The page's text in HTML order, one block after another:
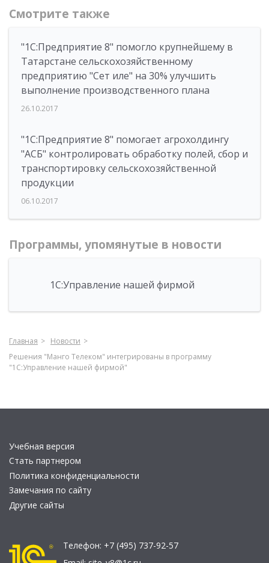
Смотрите также
"1С:Предприятие 8" помогло крупнейшему в
Татарстане сельскохозяйственному
предприятию "Сет иле" на 30% улучшить
выполнение производственного плана
26.10.2017
"1С:Предприятие 8" помогает агрохолдингу
"АСБ" контролировать обработку полей, сбор и
транспортировку сельскохозяйственной
продукции
06.10.2017
Программы, упомянутые в новости
1С:Управление нашей фирмой
Главная
Новости
Решения "Манго Телеком" интегрированы в программу
"1С:Управление нашей фирмой"
Учебная версия
Стать партнером
Политика конфиденциальности
Замечания по сайту
Другие сайты
Телефон: +7 (495) 737-92-57